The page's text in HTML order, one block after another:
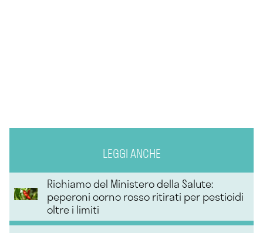
LEGGI ANCHE
Richiamo del Ministero della Salute:
peperoni corno rosso ritirati per pesticidi
oltre i limiti